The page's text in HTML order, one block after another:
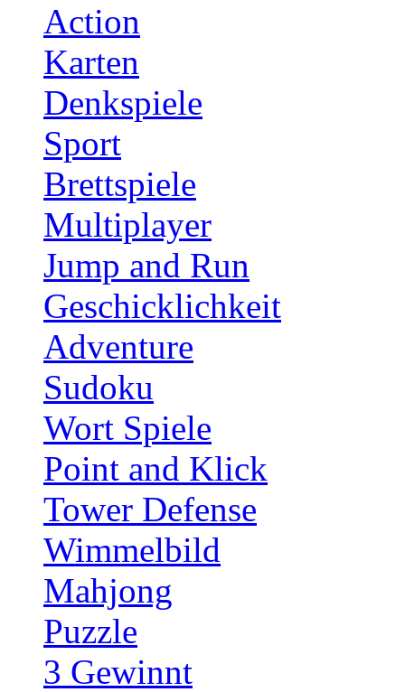
Action
Karten
Denkspiele
Sport
Brettspiele
Multiplayer
Jump and Run
Geschicklichkeit
Adventure
Sudoku
Wort Spiele
Point and Klick
Tower Defense
Wimmelbild
Mahjong
Puzzle
3 Gewinnt